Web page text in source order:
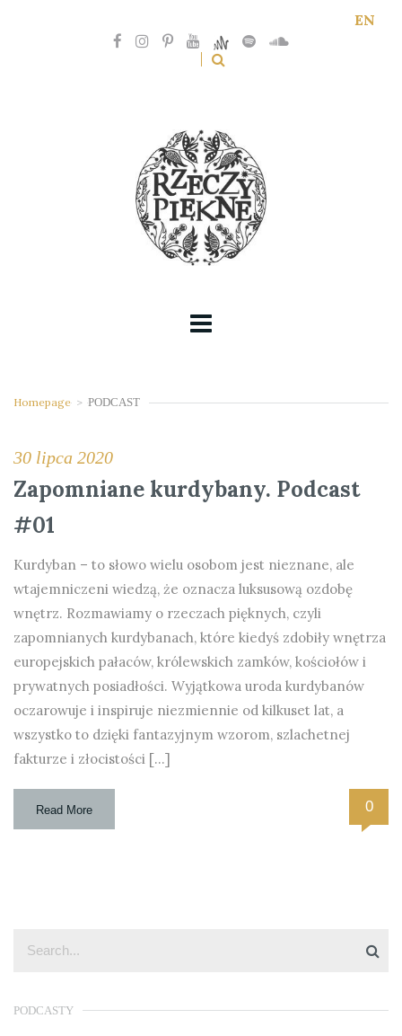
EN
Homepage > PODCAST
30 lipca 2020
Zapomniane kurdybany. Podcast
#01
Kurdyban – to słowo wielu osobom jest nieznane, ale
wtajemniczeni wiedzą, że oznacza luksusową ozdobę
wnętrz. Rozmawiamy o rzeczach pięknych, czyli
zapomnianych kurdybanach, które kiedyś zdobiły wnętrza
europejskich pałaców, królewskich zamków, kościołów i
prywatnych posiadłości. Wyjątkowa uroda kurdybanów
oczarowuje i inspiruje niezmiennie od kilkuset lat, a
wszystko to dzięki fantazyjnym wzorom, szlachetnej
fakturze i złocistości […]
Read More 0
PODCASTY